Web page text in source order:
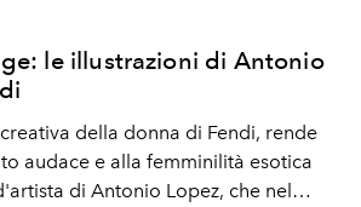
le illustrazioni di Antonio
della donna di Fendi, rende
audace e alla femminilità esotica
di Antonio Lopez, che nel